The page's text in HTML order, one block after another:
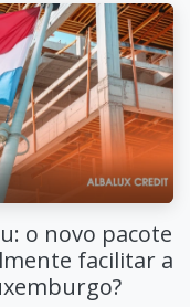
o novo pacote
facilitar a